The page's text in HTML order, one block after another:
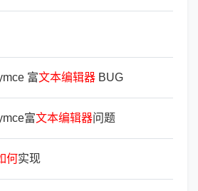
富文本编辑器 BUG
富文本编辑器问题
何实现